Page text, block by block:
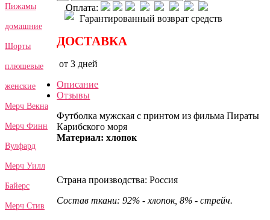
Пижамы
домашние
Шорты
плюшевые
женские
Мерч Векна
Мерч Финн
Вулфард
Мерч Уилл
Байерс
Мерч Стив
Оплата:
Гарантированный возврат средств
ДОСТАВКА
от 3 дней
Описание
Отзывы
Футболка мужская с принтом из фильма Пираты
Карибского моря
Материал: хлопок
Страна производства: Россия
Состав ткани: 92% - хлопок, 8% - стрейч.